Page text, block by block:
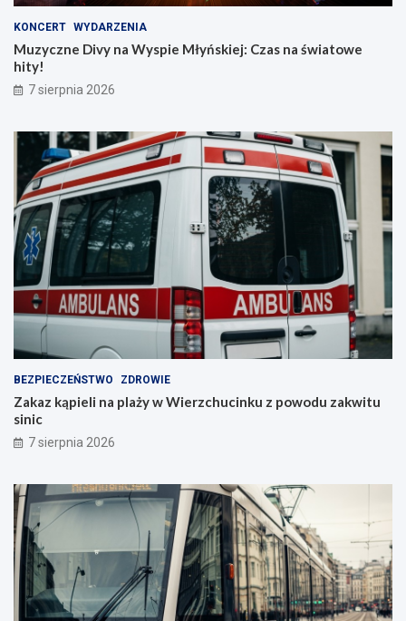
KONCERT WYDARZENIA
Muzyczne Divy na Wyspie Młyńskiej: Czas na światowe
hity!
7 sierpnia 2026
BEZPIECZEŃSTWO ZDROWIE
Zakaz kąpieli na plaży w Wierzchucinku z powodu zakwitu
sinic
7 sierpnia 2026